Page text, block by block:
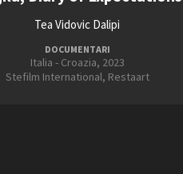
Tea Vidovic Dalipi
DOCUMENTARI
Italia - Croazia, 2023
Stefilm International, Restaart